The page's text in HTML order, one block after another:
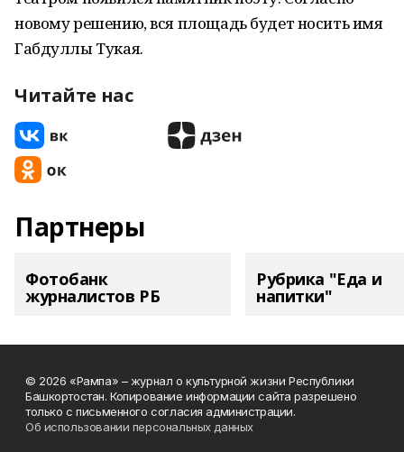
новому решению, вся площадь будет носить имя
Габдуллы Тукая.
Читайте нас
Партнеры
Фотобанк
журналистов РБ
Рубрика "Еда и
напитки"
© 2026 «Рампа» – журнал о культурной жизни Республики
Башкортостан. Копирование информации сайта разрешено
только с письменного согласия администрации.
Об использовании персональных данных